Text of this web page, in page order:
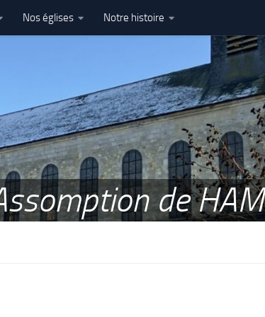
Nos églises Notre histoire
de HAM